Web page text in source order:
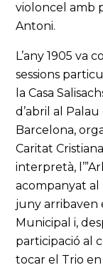
violoncel amb
Antoni.
L’any 1905 va
sessions
la Casa
d’abril al
Barcelona,
Caritat
interpretà,
acompanyat al
juny arribaven
Municipal i,
participació al
tocar el Trio